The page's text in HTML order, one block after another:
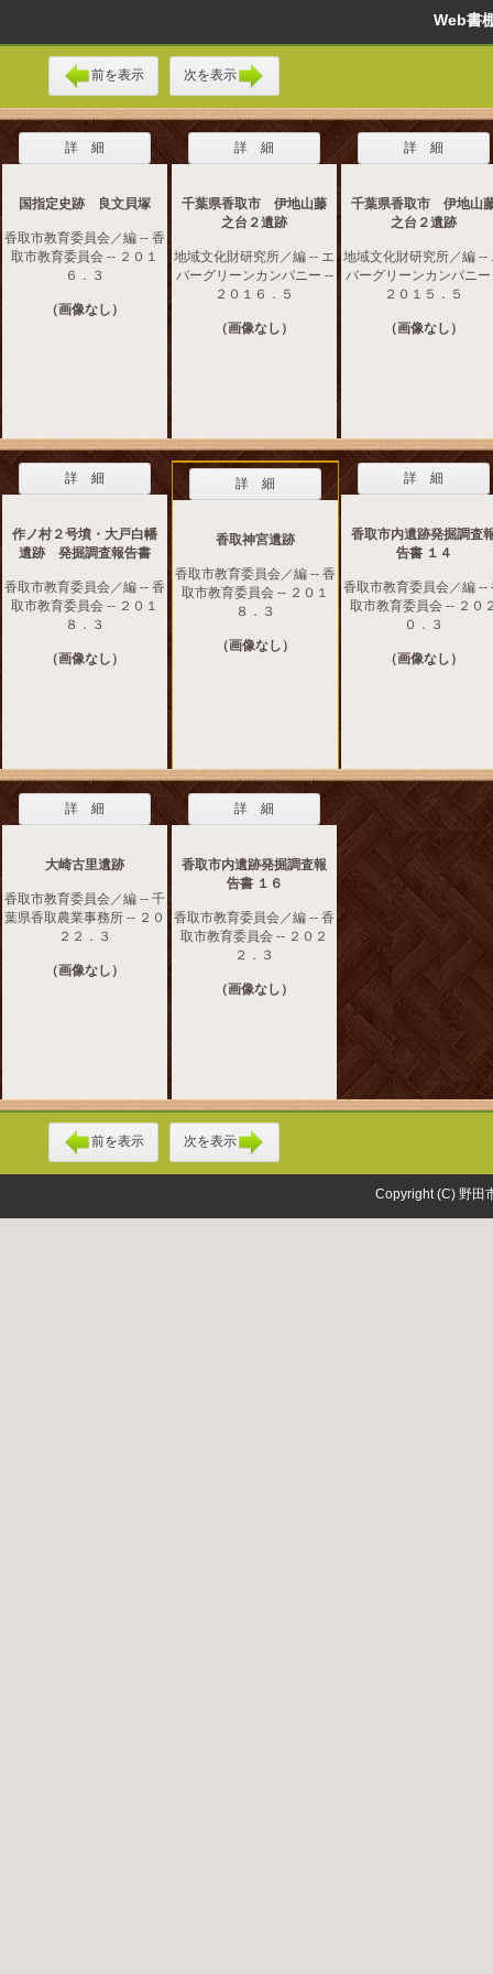
Web
前を表示 次を表示
詳 細
国指定史跡 良文貝塚
香取市教育委員会／編 -- 香
取市教育委員会 -- ２０１
６．３
（画像なし）
詳 細
千葉県香取市 伊地山藤
之台２遺跡
地域文化財研究所／編 -- エ
バーグリーンカンパニー --
２０１６．５
（画像なし）
詳 細
千葉県香取市 伊地山
之台２遺跡
地域文化財研究所／編 --
バーグリーンカンパニー
２０１５．５
（画像なし）
詳 細
作ノ村２号墳・大戸白幡
遺跡 発掘調査報告書
香取市教育委員会／編 -- 香
取市教育委員会 -- ２０１
８．３
（画像なし）
詳 細
香取神宮遺跡
香取市教育委員会／編 -- 香
取市教育委員会 -- ２０１
８．３
（画像なし）
詳 細
香取市内遺跡発掘調査
告書 １４
香取市教育委員会／編 --
取市教育委員会 -- ２０
０．３
（画像なし）
詳 細
大崎古里遺跡
香取市教育委員会／編 -- 千
葉県香取農業事務所 -- ２０
２２．３
（画像なし）
詳 細
香取市内遺跡発掘調査報
告書 １６
香取市教育委員会／編 -- 香
取市教育委員会 -- ２０２
２．３
（画像なし）
前を表示 次を表示
Copyright (C) 野田